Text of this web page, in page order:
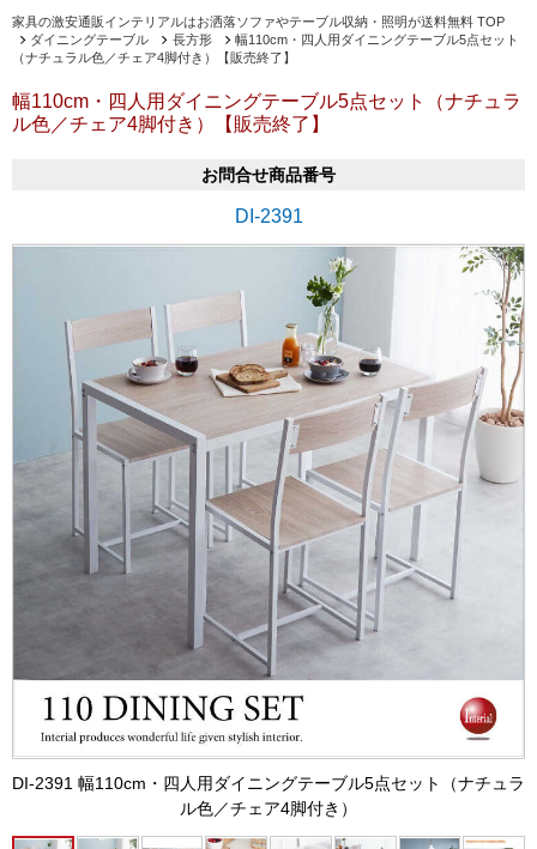
家具の激安通販インテリアルはお洒落ソファやテーブル収納・照明が送料無料 TOP
ダイニングテーブル
長方形
幅110cm・四人用ダイニングテーブル5点セット
（ナチュラル色／チェア4脚付き）【販売終了】
幅110cm・四人用ダイニングテーブル5点セット（ナチュラ
ル色／チェア4脚付き）【販売終了】
お問合せ商品番号
DI-2391
DI-2391 幅110cm・四人用ダイニングテーブル5点セット（ナチュラ
ル色／チェア4脚付き）